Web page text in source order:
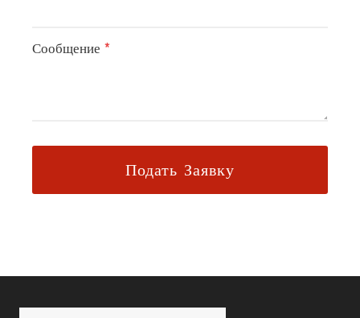
Сообщение *
Подать Заявку